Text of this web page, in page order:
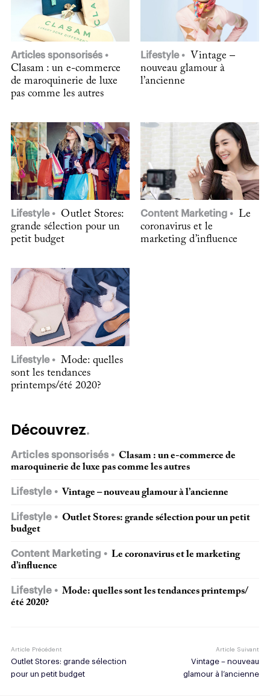
Articles sponsorisés
Clasam : un e-commerce
de maroquinerie de luxe
pas comme les autres
Lifestyle
Vintage –
nouveau glamour à
l’ancienne
Lifestyle
Outlet Stores:
grande sélection pour un
petit budget
Content Marketing
Le
coronavirus et le
marketing d’influence
Lifestyle
Mode: quelles
sont les tendances
printemps/été 2020?
Découvrez
Articles sponsorisés
Clasam : un e-commerce de
maroquinerie de luxe pas comme les autres
Lifestyle Vintage – nouveau glamour à l’ancienne
Lifestyle
Outlet Stores: grande sélection pour un petit
budget
Content Marketing
Le coronavirus et le marketing
d’influence
Lifestyle
Mode: quelles sont les tendances printemps/
été 2020?
Article Précédent
Outlet Stores: grande sélection
pour un petit budget
Article Suivant
Vintage – nouveau
glamour à l’ancienne